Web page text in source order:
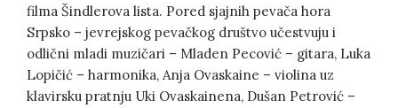
filma Šindlerova lista. Pored sjajnih pevača hora
Srpsko – jevrejskog pevačkog društvo učestvuju i
odlični mladi muzičari – Mladen Pecović – gitara, Luka
Lopičić – harmonika, Anja Ovaskaine – violina uz
klavirsku pratnju Uki Ovaskainena, Dušan Petrović –